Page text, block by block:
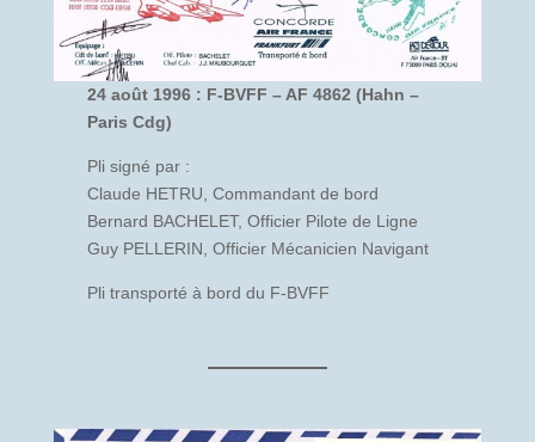
24 août 1996 : F-BVFF – AF 4862 (Hahn –
Paris Cdg)
Pli signé par :
Claude HETRU, Commandant de bord
Bernard BACHELET, Officier Pilote de Ligne
Guy PELLERIN, Officier Mécanicien Navigant
Pli transporté à bord du F-BVFF